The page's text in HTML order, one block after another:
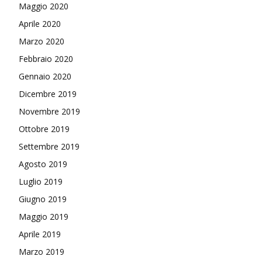
Maggio 2020
Aprile 2020
Marzo 2020
Febbraio 2020
Gennaio 2020
Dicembre 2019
Novembre 2019
Ottobre 2019
Settembre 2019
Agosto 2019
Luglio 2019
Giugno 2019
Maggio 2019
Aprile 2019
Marzo 2019